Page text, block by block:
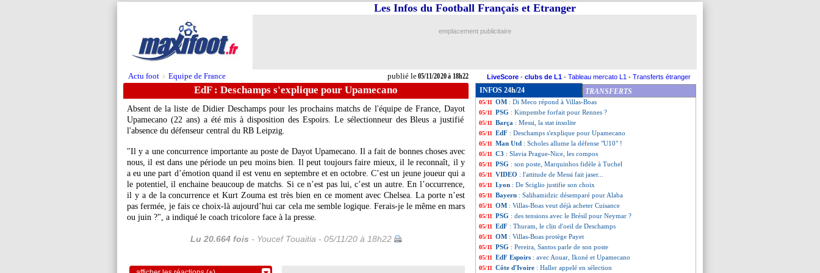
Actu foot > Equipe de France publié le05/11/2020 à 18h22
Les Infos du Football Français et Etranger
emplacement publicitaire
LiveScore - clubs de L1 - Tableau mercato L1 - Transferts étranger
EdF : Deschamps s'explique pour Upamecano
Absent de la liste de Didier Deschamps pour les prochains matchs de l'équipe de France, Dayot
Upamecano (22 ans) a été mis à disposition des Espoirs. Le sélectionneur des Bleus a justifié
l'absence du défenseur central du RB Leipzig.
"Il y a une concurrence importante au poste de Dayot Upamecano. Il a fait de bonnes choses avec
nous, il est dans une période un peu moins bien. Il peut toujours faire mieux, il le reconnaît, il y
a eu une part d’émotion quand il est venu en septembre et en octobre. C’est un jeune joueur qui a
le potentiel, il enchaine beaucoup de matchs. Si ce n’est pas lui, c’est un autre. En l’occurrence,
il y a de la concurrence et Kurt Zouma est très bien en ce moment avec Chelsea. La porte n’est
pas fermée, je fais ce choix-là aujourd’hui car cela me semble logique. Ferais-je le même en mars
ou juin ?", a indiqué le coach tricolore face à la presse.
Lu 20.664 fois - Youcef Touaitia - 05/11/20 à 18h22
INFOS 24h/24 TRANSFERTS
05/11 Liverpool: un nouveau contrat pour Fabinho
05/11 C3: le classement du groupe C (Nice)
05/11 Dijon: Jobard et Luyindula virés (officiel)
05/11 C3: Milan AC-Lille, les compos
05/11 OM : Di Meco répond à Villas-Boas
05/11 PSG : Kimpembe forfait pour Rennes ?
05/11 Barça : Messi, la stat insolite
05/11 EdF : Deschamps s'explique pour Upamecano
05/11 Man Utd : Scholes allume la défense "U10" !
05/11 C3 : Slavia Prague-Nice, les compos
05/11 PSG : son poste, Marquinhos fidèle à Tuchel
05/11 VIDEO : l'attitude de Messi fait jaser...
05/11 Lyon : De Sciglio justifie son choix
05/11 Bayern : Salihamidzic désemparé pour Alaba
05/11 OM : Villas-Boas veut déjà acheter Cuisance
05/11 PSG : des tensions avec le Brésil pour Neymar ?
05/11 EdF : Thuram, le clin d'oeil de Deschamps
05/11 OM : Villas-Boas protège Payet
05/11 PSG : Pereira, Santos parle de son poste
05/11 EdF Espoirs : avec Aouar, Ikoné et Upamecano
05/11 Côte d'Ivoire : Haller appelé en sélection